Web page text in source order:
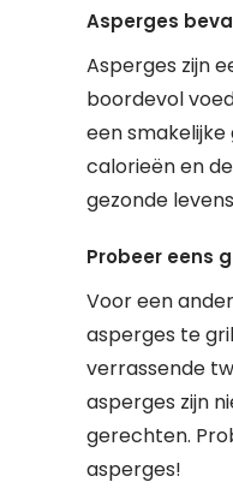
Asperges
Asperges zijn
boordevol
een
calorieën en
gezonde
Probeer eens
Voor een
asperges te
verrassende
asperges zijn
gerechten.
asperges!